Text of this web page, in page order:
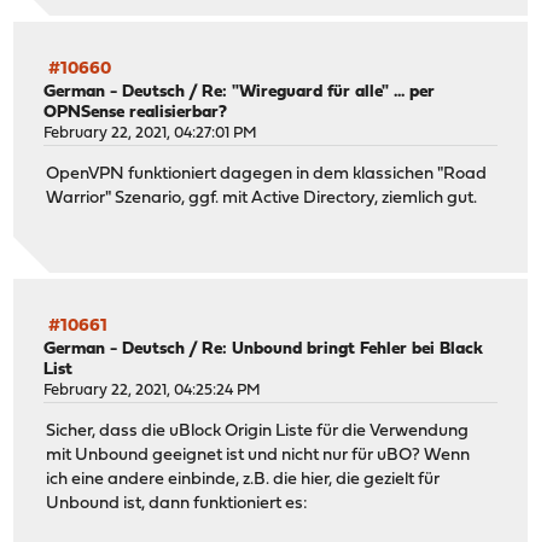
#10660
German - Deutsch / Re: "Wireguard für alle" ... per
OPNSense realisierbar?
February 22, 2021, 04:27:01 PM
OpenVPN funktioniert dagegen in dem klassichen "Road
Warrior" Szenario, ggf. mit Active Directory, ziemlich gut.
#10661
German - Deutsch / Re: Unbound bringt Fehler bei Black
List
February 22, 2021, 04:25:24 PM
Sicher, dass die uBlock Origin Liste für die Verwendung
mit Unbound geeignet ist und nicht nur für uBO? Wenn
ich eine andere einbinde, z.B. die hier, die gezielt für
Unbound ist, dann funktioniert es: